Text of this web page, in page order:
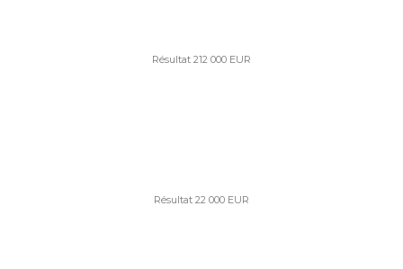
Résultat 212 000 EUR
Résultat 22 000 EUR